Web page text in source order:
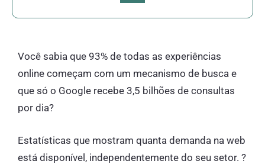
Você sabia que 93% de todas as experiências
online começam com um mecanismo de busca e
que só o Google recebe 3,5 bilhões de consultas
por dia?
Estatísticas que mostram quanta demanda na web
está disponível, independentemente do seu setor. ?